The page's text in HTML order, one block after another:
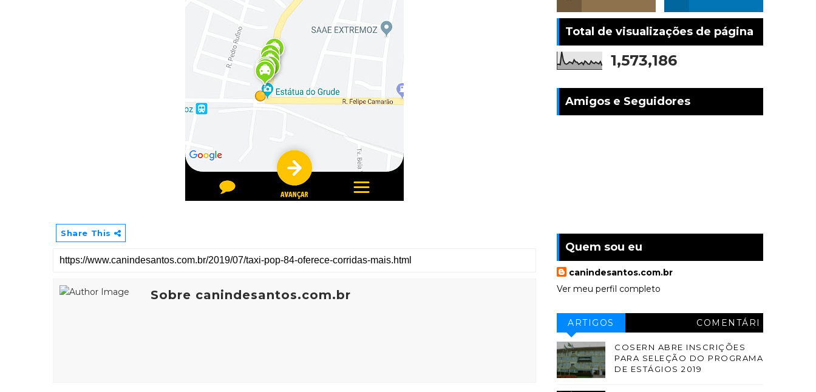
Share This
Sobre canindesantos.com.br
Total de visualizações de página
1,573,186
Amigos e Seguidores
Quem sou eu
canindesantos.com.br
Ver meu perfil completo
ARTIGOS
COMENTÁRI
OS
COSERN ABRE INSCRIÇÕES
PARA SELEÇÃO DO PROGRAMA
DE ESTÁGIOS 2019